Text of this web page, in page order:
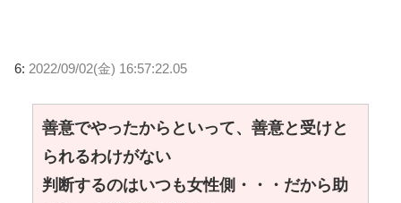
6: 2022/09/02(金) 16:57:22.05
善意でやったからといって、善意と受けと
られるわけがない
判断するのはいつも女性側・・・だから助